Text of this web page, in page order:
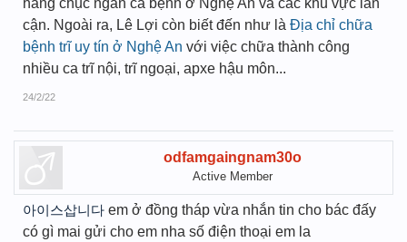
hàng chục ngàn ca bệnh ở Nghệ An và các khu vực lân
cận. Ngoài ra, Lê Lợi còn biết đến như là Địa chỉ chữa
bệnh trĩ uy tín ở Nghệ An với việc chữa thành công
nhiều ca trĩ nội, trĩ ngoại, apxe hậu môn...
24/2/22
odfamgaingnam30o
Active Member
아이스삽니다 em ở đồng tháp vừa nhắn tin cho bác đấy
có gì mai gửi cho em nha số điện thoại em la